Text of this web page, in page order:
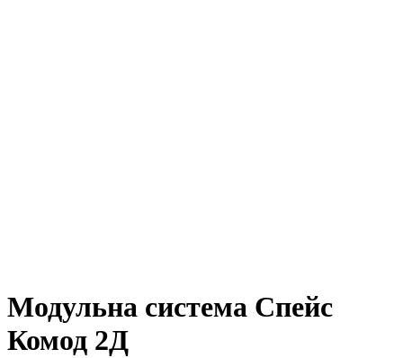
Модульна система Спейс
Комод 2Д